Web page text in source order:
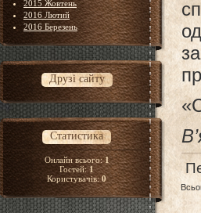
2015 Жовтень
2016 Лютий
2016 Березень
Друзі сайту
Статистика
Онлайн всього:1
Гостей:1
Користувачів:0